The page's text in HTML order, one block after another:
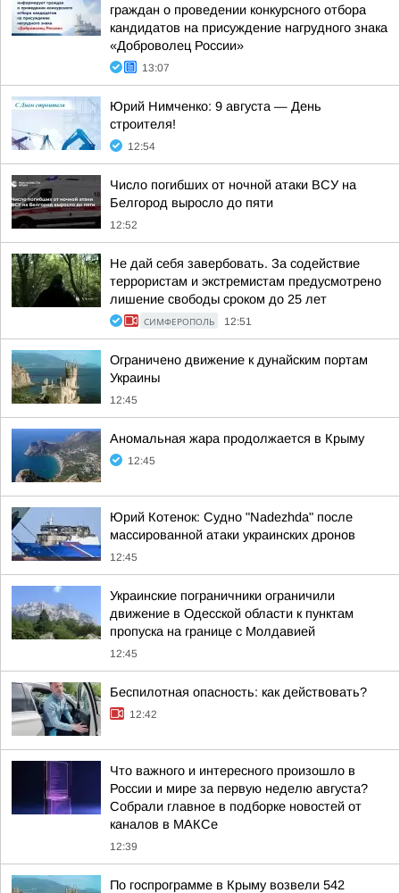
граждан о проведении конкурсного отбора
кандидатов на присуждение нагрудного знака
«Доброволец России»
13:07
Юрий Нимченко: 9 августа — День
строителя!
12:54
Число погибших от ночной атаки ВСУ на
Белгород выросло до пяти
12:52
Не дай себя завербовать. За содействие
террористам и экстремистам предусмотрено
лишение свободы сроком до 25 лет
СИМФЕРОПОЛЬ 12:51
Ограничено движение к дунайским портам
Украины
12:45
Аномальная жара продолжается в Крыму
12:45
Юрий Котенок: Судно "Nadezhda" после
массированной атаки украинских дронов
12:45
Украинские пограничники ограничили
движение в Одесской области к пунктам
пропуска на границе с Молдавией
12:45
Беспилотная опасность: как действовать?
12:42
Что важного и интересного произошло в
России и мире за первую неделю августа?
Собрали главное в подборке новостей от
каналов в МАКСе
12:39
По госпрограмме в Крыму возвели 542